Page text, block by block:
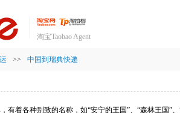
淘宝Taobao Agent
>> 中国到瑞典快递
有着各种别致的名称，如“安宁的王国”、“森林王国”